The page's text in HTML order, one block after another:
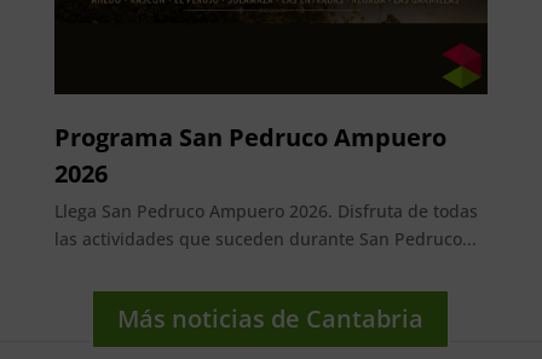
Programa San Pedruco Ampuero
2026
Llega San Pedruco Ampuero 2026. Disfruta de todas
las actividades que suceden durante San Pedruco...
Más noticias de Cantabria